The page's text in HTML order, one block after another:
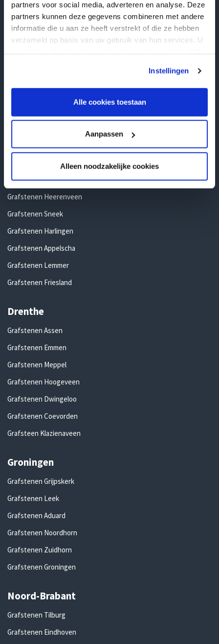
partners voor social media, adverteren en analyse. Deze
partners kunnen deze gegevens combineren met andere
informatie die u aan ze heeft verstrekt of die ze hebben
verzameld op basis van uw gebruik van hun services. U
Instellingen
Alle cookies toestaan
Aanpassen
Alleen noodzakelijke cookies
Noord-Holland
Grafstenen Amsterdam
Grafstenen Alkmaar
Grafstenen Den Helder
Grafstenen Hilversum
Friesland
Grafstenen Leeuwarden
Grafstenen Drachten
Grafstenen Heerenveen
Grafstenen Sneek
Grafstenen Harlingen
Grafstenen Appelscha
Grafstenen Lemmer
Grafstenen Friesland
Drenthe
Grafstenen Assen
Grafstenen Emmen
Grafstenen Meppel
Grafstenen Hoogeveen
Grafstenen Dwingeloo
Grafstenen Coevorden
Grafsteen Klazienaveen
Groningen
Grafstenen Grijpskerk
Grafstenen Leek
Grafstenen Aduard
Grafstenen Noordhorn
Grafstenen Zuidhorn
Grafstenen Groningen
Noord-Brabant
Grafstenen Tilburg
Grafstenen Eindhoven